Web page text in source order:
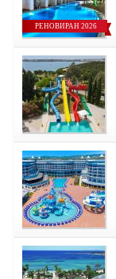
РЕНОВИРАН 2026